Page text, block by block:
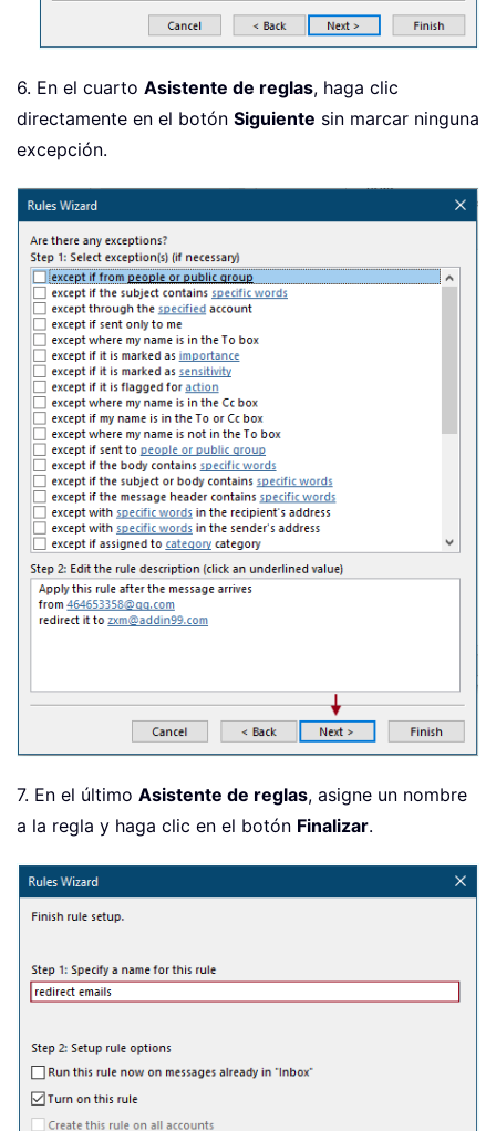
6. En el cuarto Asistente de reglas, haga clic
directamente en el botón Siguiente sin marcar ninguna
excepción.
7. En el último Asistente de reglas, asigne un nombre
a la regla y haga clic en el botón Finalizar.